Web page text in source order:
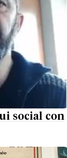
social con